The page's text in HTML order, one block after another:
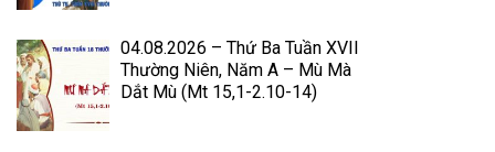
04.08.2026 – Thứ Ba Tuần XVII
Thường Niên, Năm A – Mù Mà
Dắt Mù (Mt 15,1-2.10-14)